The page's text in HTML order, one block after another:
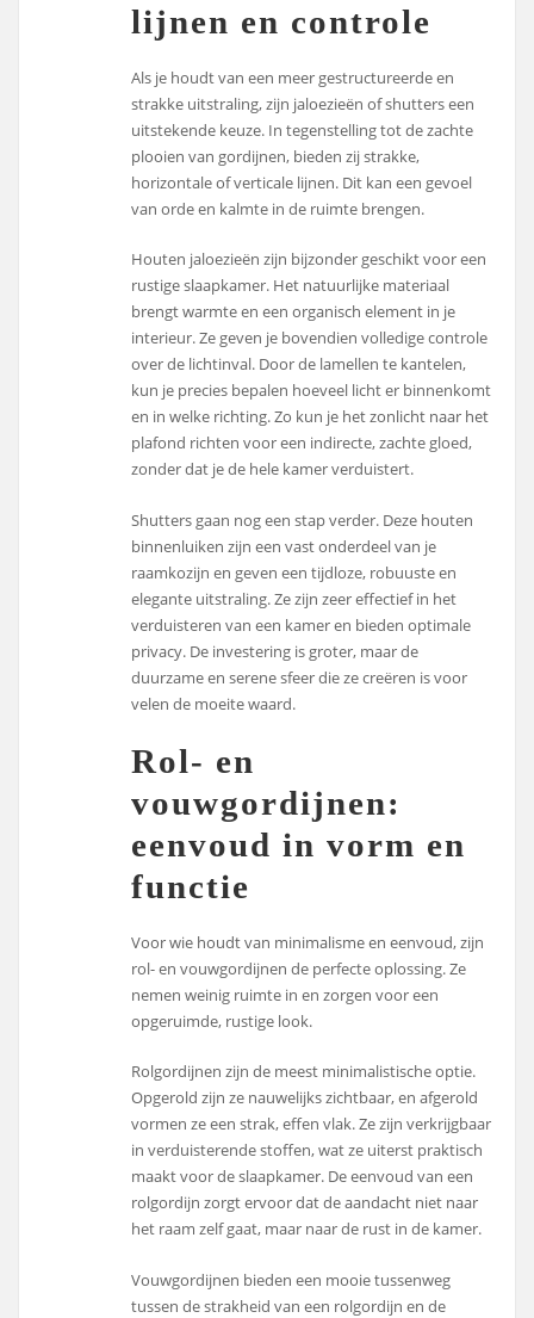
lijnen en controle
Als je houdt van een meer gestructureerde en
strakke uitstraling, zijn jaloezieën of shutters een
uitstekende keuze. In tegenstelling tot de zachte
plooien van gordijnen, bieden zij strakke,
horizontale of verticale lijnen. Dit kan een gevoel
van orde en kalmte in de ruimte brengen.
Houten jaloezieën zijn bijzonder geschikt voor een
rustige slaapkamer. Het natuurlijke materiaal
brengt warmte en een organisch element in je
interieur. Ze geven je bovendien volledige controle
over de lichtinval. Door de lamellen te kantelen,
kun je precies bepalen hoeveel licht er binnenkomt
en in welke richting. Zo kun je het zonlicht naar het
plafond richten voor een indirecte, zachte gloed,
zonder dat je de hele kamer verduistert.
Shutters gaan nog een stap verder. Deze houten
binnenluiken zijn een vast onderdeel van je
raamkozijn en geven een tijdloze, robuuste en
elegante uitstraling. Ze zijn zeer effectief in het
verduisteren van een kamer en bieden optimale
privacy. De investering is groter, maar de
duurzame en serene sfeer die ze creëren is voor
velen de moeite waard.
Rol- en
vouwgordijnen:
eenvoud in vorm en
functie
Voor wie houdt van minimalisme en eenvoud, zijn
rol- en vouwgordijnen de perfecte oplossing. Ze
nemen weinig ruimte in en zorgen voor een
opgeruimde, rustige look.
Rolgordijnen zijn de meest minimalistische optie.
Opgerold zijn ze nauwelijks zichtbaar, en afgerold
vormen ze een strak, effen vlak. Ze zijn verkrijgbaar
in verduisterende stoffen, wat ze uiterst praktisch
maakt voor de slaapkamer. De eenvoud van een
rolgordijn zorgt ervoor dat de aandacht niet naar
het raam zelf gaat, maar naar de rust in de kamer.
Vouwgordijnen bieden een mooie tussenweg
tussen de strakheid van een rolgordijn en de